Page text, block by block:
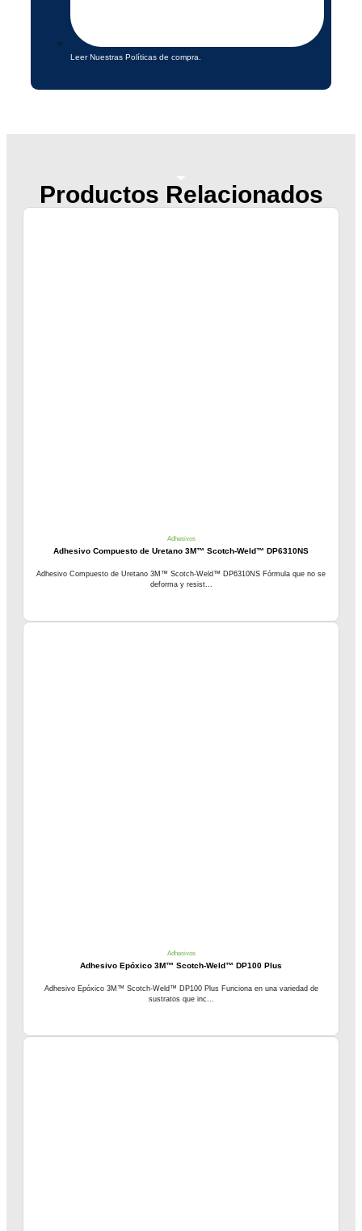
Leer Nuestras Políticas de compra.
Productos Relacionados
Adhesivos
Adhesivo Compuesto de Uretano 3M™ Scotch-Weld™ DP6310NS
Adhesivo Compuesto de Uretano 3M™ Scotch-Weld™ DP6310NS Fórmula que no se
deforma y resist...
Adhesivos
Adhesivo Epóxico 3M™ Scotch-Weld™ DP100 Plus
Adhesivo Epóxico 3M™ Scotch-Weld™ DP100 Plus Funciona en una variedad de
sustratos que inc...